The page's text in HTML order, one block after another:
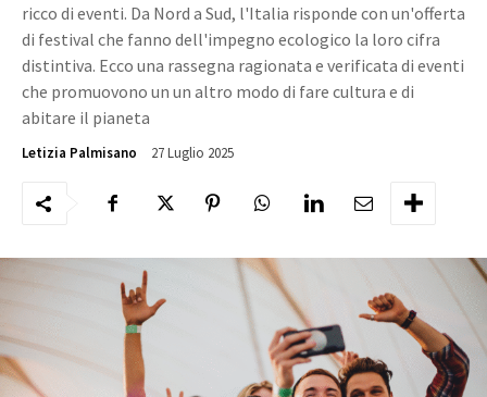
ricco di eventi. Da Nord a Sud, l'Italia risponde con un'offerta
di festival che fanno dell'impegno ecologico la loro cifra
distintiva. Ecco una rassegna ragionata e verificata di eventi
che promuovono un un altro modo di fare cultura e di
abitare il pianeta
Letizia Palmisano 27 Luglio 2025